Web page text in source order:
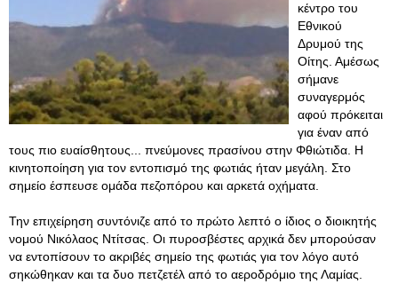
κέντρο του
Εθνικού
Δρυμού της
Οίτης. Αμέσως
σήμανε
συναγερμός
αφού πρόκειται
για έναν από
τους πιο ευαίσθητους... πνεύμονες πρασίνου στην Φθιώτιδα. Η
κινητοποίηση για τον εντοπισμό της φωτιάς ήταν μεγάλη. Στο
σημείο έσπευσε ομάδα πεζοπόρου και αρκετά οχήματα.
Την επιχείρηση συντόνιζε από το πρώτο λεπτό ο ίδιος ο διοικητής
νομού Νικόλαος Ντίτσας. Οι πυροσβέστες αρχικά δεν μπορούσαν
να εντοπίσουν το ακριβές σημείο της φωτιάς για τον λόγο αυτό
σηκώθηκαν και τα δυο πετζετέλ από το αεροδρόμιο της Λαμίας.